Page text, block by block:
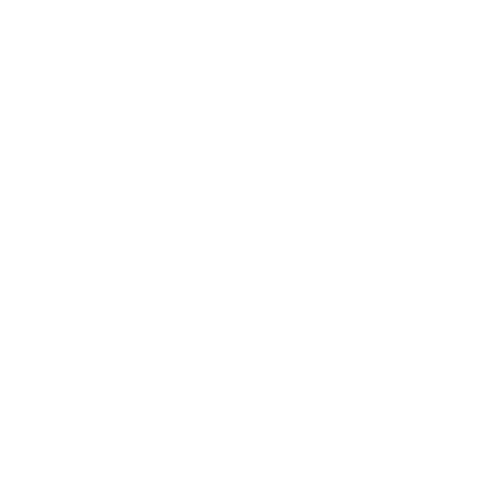
Sie uns mit Ihrer Idee.